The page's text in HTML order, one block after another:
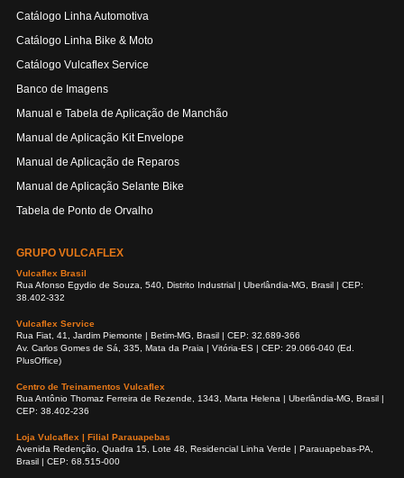
Catálogo Linha Automotiva
Catálogo Linha Bike & Moto
Catálogo Vulcaflex Service
Banco de Imagens
Manual e Tabela de Aplicação de Manchão
Manual de Aplicação Kit Envelope
Manual de Aplicação de Reparos
Manual de Aplicação Selante Bike
Tabela de Ponto de Orvalho
GRUPO VULCAFLEX
Vulcaflex Brasil
Rua Afonso Egydio de Souza, 540, Distrito Industrial | Uberlândia-MG, Brasil | CEP:
38.402-332
Vulcaflex Service
Rua Fiat, 41, Jardim Piemonte | Betim-MG, Brasil | CEP: 32.689-366
Av. Carlos Gomes de Sá, 335, Mata da Praia | Vitória-ES | CEP: 29.066-040 (Ed.
PlusOffice)
Centro de Treinamentos Vulcaflex
Rua Antônio Thomaz Ferreira de Rezende, 1343, Marta Helena | Uberlândia-MG, Brasil |
CEP: 38.402-236
Loja Vulcaflex | Filial Parauapebas
Avenida Redenção, Quadra 15, Lote 48, Residencial Linha Verde | Parauapebas-PA,
Brasil | CEP: 68.515-000